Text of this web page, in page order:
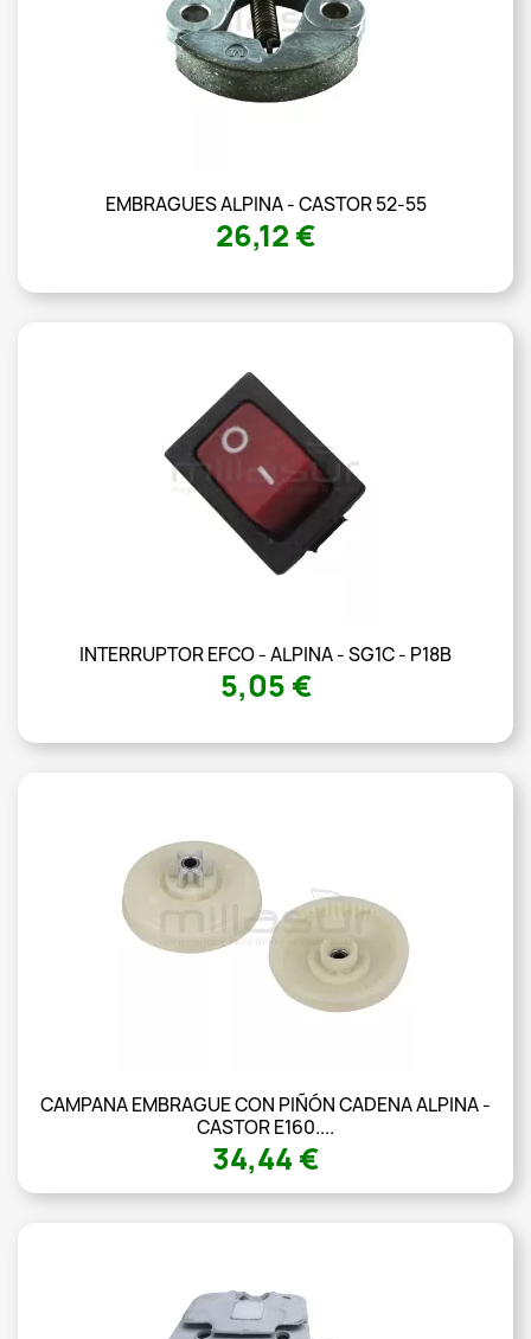
EMBRAGUES ALPINA - CASTOR 52-55
26,12 €
INTERRUPTOR EFCO - ALPINA - SG1C - P18B
5,05 €
CAMPANA EMBRAGUE CON PIÑÓN CADENA ALPINA -
CASTOR E160....
34,44 €